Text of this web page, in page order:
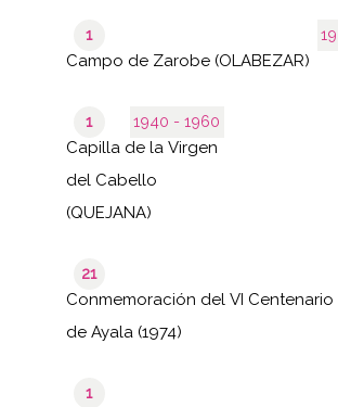
1
Campo de Zarobe (OLABEZAR)
1940 - 1960
1
Capilla de la Virgen
del Cabello
(QUEJANA)
21
Conmemoración del VI Centenario
de Ayala (1974)
1